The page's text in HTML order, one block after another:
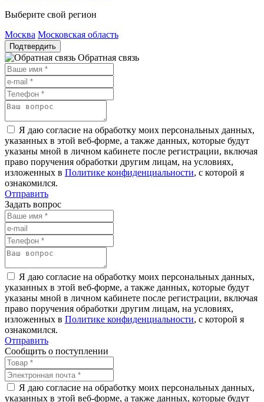
Выберите свой регион
Москва Московская область
Подтвердить
Обратная связь
Я даю согласие на обработку моих персональных данных,
указанных в этой веб-форме, а также данных, которые будут
указаны мной в личном кабинете после регистрации, включая
право поручения обработки другим лицам, на условиях,
изложенных в Политике конфиденциальности, с которой я
ознакомился.
Отправить
Задать вопрос
Я даю согласие на обработку моих персональных данных,
указанных в этой веб-форме, а также данных, которые будут
указаны мной в личном кабинете после регистрации, включая
право поручения обработки другим лицам, на условиях,
изложенных в Политике конфиденциальности, с которой я
ознакомился.
Отправить
Сообщить о поступлении
Я даю согласие на обработку моих персональных данных,
указанных в этой веб-форме, а также данных, которые будут